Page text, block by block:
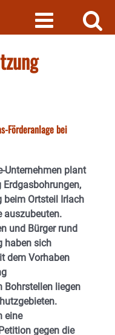
Förderanlage bei
Unternehmen plant
Erdgasbohrungen,
beim Ortsteil Irlach
auszubeuten.
und Bürger rund
haben sich
dem Vorhaben
Bohrstellen liegen
eine
gegen die